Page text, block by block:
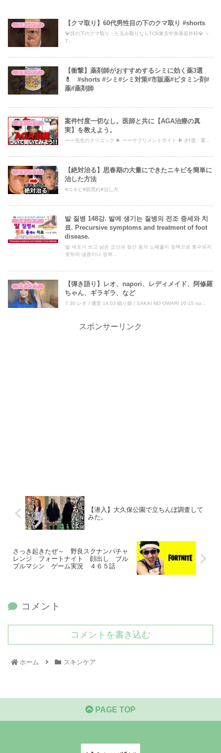
スキンケア 【クマ取り】60代男性目の下のクマ取り #shorts
💎目の下のクマ取り・たるみ取りならTCB東京中央美容外科💎 ＜
T...
スキンケア
【衝撃】薬剤師がおすすめするシミに効く薬3選
💊 #shorts #シミ#シミ対策#市販薬#ビタミン剤#
薬#薬剤師
スキンケア
案件忖度一切なし。医師と共に【AGA治療の真
実】を教えよう。
ーー先生のクリニック ▶ ーーサプリメントサイト ▶ (忖度・案...
スキンケア
【絶対治る】思春期の大量にできたニキビを簡単に
治した方法
#ニキビ#肌荒れ#治し方
スキンケア
발 질병 148강. 발에 생기는 질병의 전조 증세와 치
료. Precursive symptoms and treatment of foot
disease.
발 세포가 쓰고 남은 요산과 젖산 등의 노폐물이 정맥으로 회수되지
못하여 냉증이나 정맥...
スキンケア
【弾き語り】レオ、napori、レディメイド、阿修羅
ちゃん、ギラギラ、など
7:30 レオ / 優里 14:03 眠り姫 / SAKAI NO OWARI 20:15 na...
スポンサーリンク
【潜入】大久保公園で立ちんぼ調査して
みた。
さっき起きたぜ～ 野良スクナンパチャ
レンジ フォートナイト 顔出し ブル
ブルマシン ゲーム実況 ４６５話
コメント
コメントを書き込む
ホーム スキンケア
PAGE TOP